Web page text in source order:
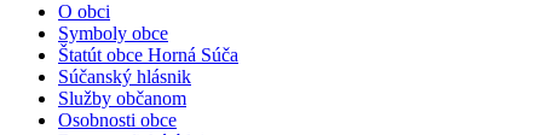
O obci
Symboly obce
Štatút obce Horná Súča
Súčanský hlásnik
Služby občanom
Osobnosti obce